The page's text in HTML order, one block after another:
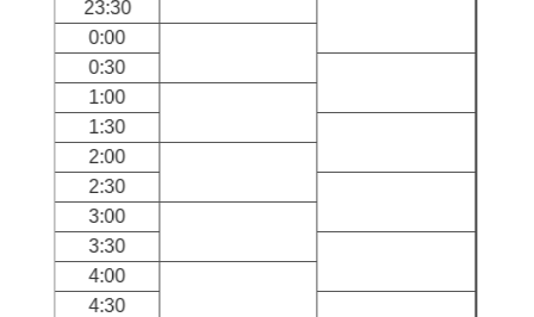
23:30
0:00
0:30
1:00
1:30
2:00
2:30
3:00
3:30
4:00
4:30